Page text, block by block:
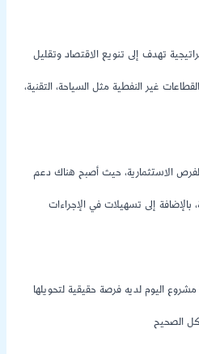
هي خطة استراتيجية تهدف إلى تنويع الاقتصاد وتقليل
غير النفطية مثل السياحة، التقنية،
الاستثمارية، حيث أصبح هناك دعم
بالإضافة إلى تسهيلات في الإجراءات
اليوم لديه فرصة حقيقية لتحويلها